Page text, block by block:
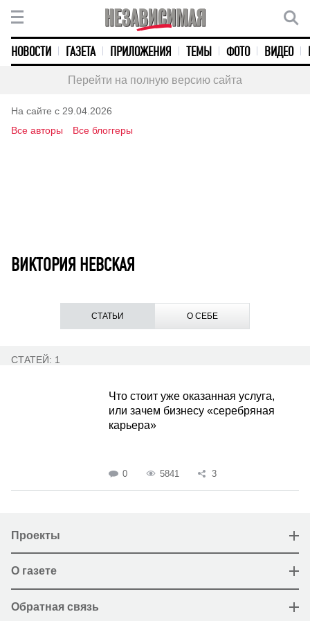
НОВОСТИ ГАЗЕТА ПРИЛОЖЕНИЯ ТЕМЫ ФОТО ВИДЕО
Перейти на полную версию сайта
На сайте с 29.04.2026
Все авторы
Все блоггеры
ВИКТОРИЯ НЕВСКАЯ
СТАТЬИ О СЕБЕ
СТАТЕЙ: 1
Что стоит уже оказанная услуга,
или зачем бизнесу «серебряная
карьера»
0 5841 3
Проекты
О газете
Обратная связь